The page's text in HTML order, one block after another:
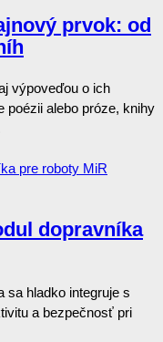
prvok: od
výpoveďou o ich
poézii alebo próze, knihy
dopravníka
sa hladko integruje s
a bezpečnosť pri